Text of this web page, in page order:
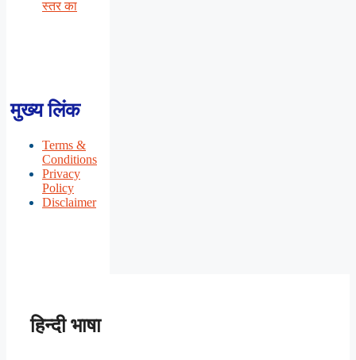
स्तर का
मुख्य लिंक
Terms &
Conditions
Privacy
Policy
Disclaimer
हिन्दी भाषा